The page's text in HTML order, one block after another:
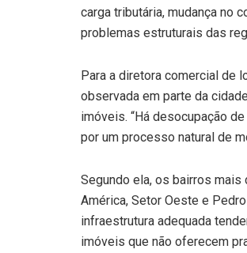
carga tributária, mudança no
problemas estruturais das
Para a diretora comercial de
observada em parte da
imóveis. “Há desocupação
por um processo natural de
Segundo ela, os bairros mais
América, Setor Oeste e
infraestrutura adequada
imóveis que não oferecem